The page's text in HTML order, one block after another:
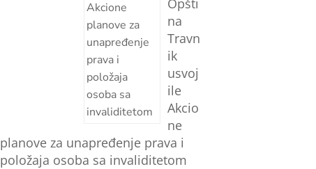
Opšti
na
Travn
ik
usvoj
ile
Akcio
ne
planove za unapređenje prava i
položaja osoba sa invaliditetom